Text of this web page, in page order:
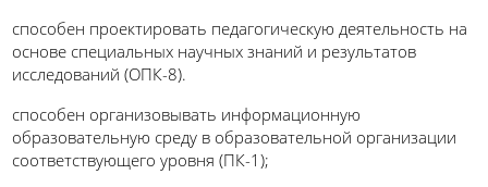
способен проектировать педагогическую деятельность на
основе специальных научных знаний и результатов
исследований (ОПК-8).
способен организовывать информационную
образовательную среду в образовательной организации
соответствующего уровня (ПК-1);